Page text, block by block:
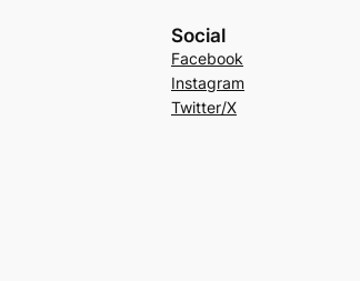
Social
Facebook
Instagram
Twitter/X